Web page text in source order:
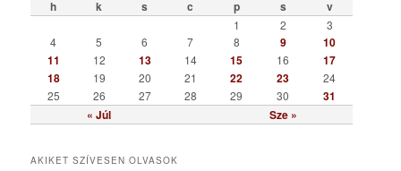
r
h k s c p s v
« Júl Sze »
1 2
3
4
5 6 7 8 9
10
11
12 13 14 15 16
17
18
19 20 21 22 23
24
25
26 27 28 29 30 31
AKIKET SZÍVESEN OLVASOK